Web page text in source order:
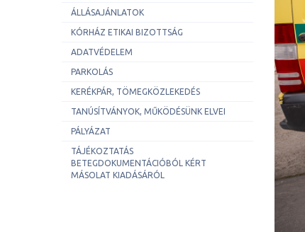
ÁLLÁSAJÁNLATOK
KÓRHÁZ ETIKAI BIZOTTSÁG
ADATVÉDELEM
PARKOLÁS
KERÉKPÁR, TÖMEGKÖZLEKEDÉS
TANÚSÍTVÁNYOK, MŰKÖDÉSÜNK ELVEI
PÁLYÁZAT
TÁJÉKOZTATÁS
BETEGDOKUMENTÁCIÓBÓL KÉRT
MÁSOLAT KIADÁSÁRÓL